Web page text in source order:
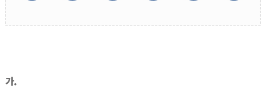
가.